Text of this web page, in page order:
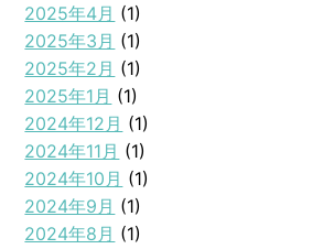
2025年4月 (1)
2025年3月 (1)
2025年2月 (1)
2025年1月 (1)
2024年12月 (1)
2024年11月 (1)
2024年10月 (1)
2024年9月 (1)
2024年8月 (1)